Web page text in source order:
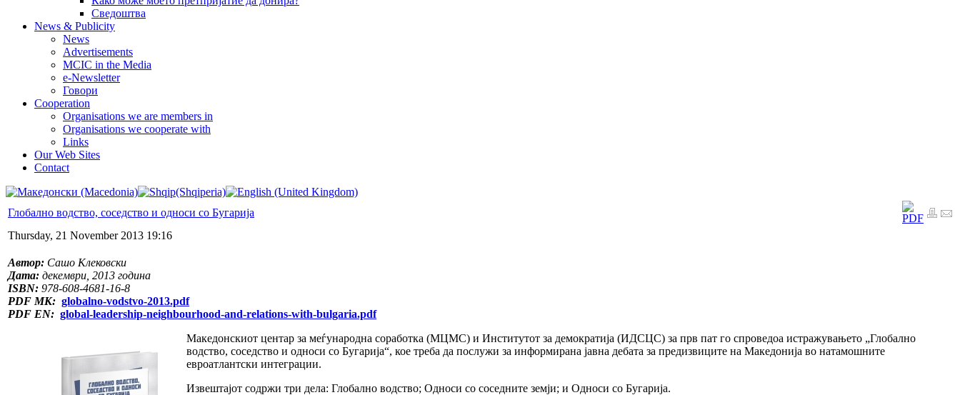
Сведоштва
News & Publicity
News
Advertisements
MCIC in the Media
e-Newsletter
Говори
Cooperation
Organisations we are members in
Organisations we cooperate with
Links
Our Web Sites
Contact
Глобално водство, соседство и односи со Бугарија
Thursday, 21 November 2013 19:16
Автор: Сашо Клековски
Дата: декември, 2013 година
ISBN: 978-608-4681-16-8
PDF МК: globalno-vodstvo-2013.pdf
PDF EN: global-leadership-neighbourhood-and-relations-with-bulgaria.pdf
Македонскиот центар за меѓународна соработка (МЦМС) и Институтот за демократија (ИДСЦС) за прв пат го спроведоа истражувањето „Глобално
водство, соседство и односи со Бугарија“, кое треба да послужи за информирана јавна дебата за предизвиците на Македонија во натамошните
евроатлантски интеграции.
Извештајот содржи три дела: Глобално водство; Односи со соседните земји; и Односи со Бугарија.